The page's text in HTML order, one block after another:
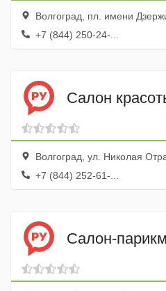
Волгоград, пл. имени
+7 (844) 250-24-...
Салон
Волгоград, ул. Николая
+7 (844) 252-61-...
Салон-